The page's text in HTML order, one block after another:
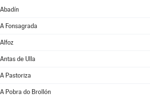
Abadín
A Fonsagrada
Alfoz
Antas de Ulla
A Pastoriza
A Pobra do Brollón